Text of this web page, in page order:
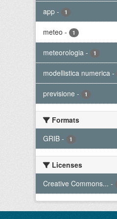
app - 1
meteo - 1
meteorologia - 1
modellistica numerica -
previsione - 1
Formats
GRIB - 1
Licenses
Creative Commons... -